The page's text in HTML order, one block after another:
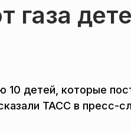
газа
10 детей, которые
ТАСС в пресс-